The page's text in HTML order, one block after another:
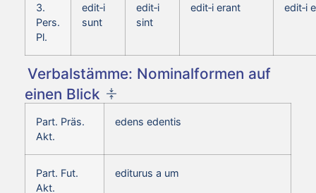
3.
Pers.
Pl.
edit‑i
sunt
edit‑i
sint
edit‑i erant edit‑i
Verbalstämme: Nominalformen auf
einen Blick
Part. Präs.
Akt.
edens edentis
Part. Fut.
Akt.
editurus a um